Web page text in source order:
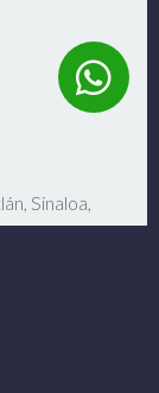
Sinaloa,